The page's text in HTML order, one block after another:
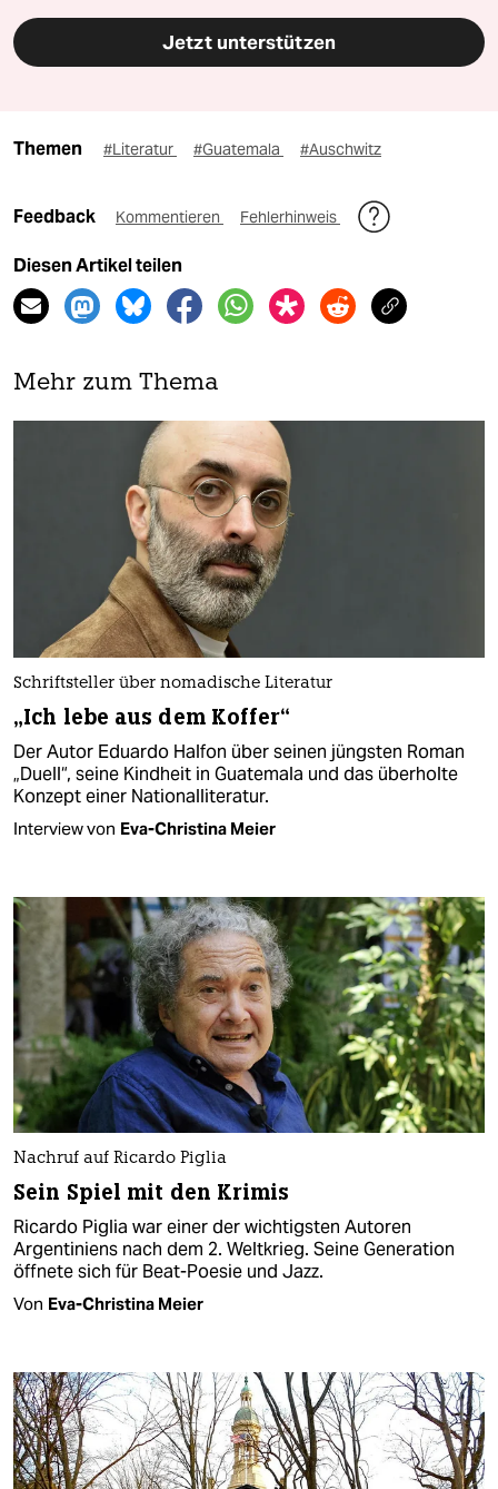
Jetzt unterstützen
Themen #Literatur #Guatemala #Auschwitz
Feedback Kommentieren Fehlerhinweis
Diesen Artikel teilen
Mehr zum Thema
Schriftsteller über nomadische Literatur
„Ich lebe aus dem Koffer“
Der Autor Eduardo Halfon über seinen jüngsten Roman
„Duell“, seine Kindheit in Guatemala und das überholte
Konzept einer Nationalliteratur.
Interview von Eva-Christina Meier
Nachruf auf Ricardo Piglia
Sein Spiel mit den Krimis
Ricardo Piglia war einer der wichtigsten Autoren
Argentiniens nach dem 2. Weltkrieg. Seine Generation
öffnete sich für Beat-Poesie und Jazz.
Von Eva-Christina Meier